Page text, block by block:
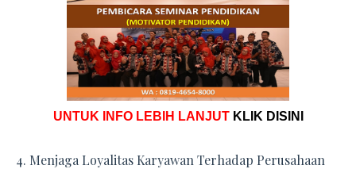
UNTUK INFO LEBIH LANJUT KLIK DISINI
4. Menjaga Loyalitas Karyawan Terhadap Perusahaan